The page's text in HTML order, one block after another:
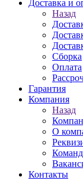
Доставка и
Назад
Сборка
Оплата
Гарантия
Компания
Назад
О
Контакты